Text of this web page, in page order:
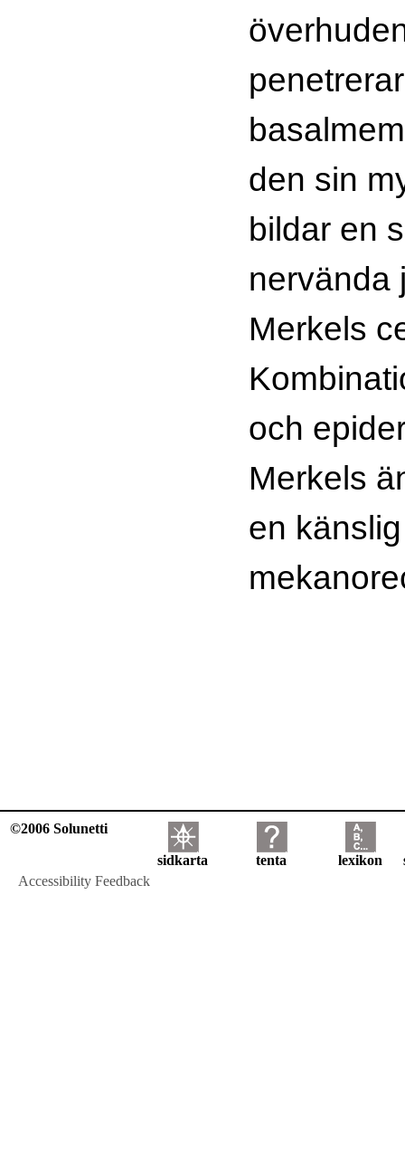
penetrerar
den sin
bildar en
nervända
Merkels
och
Merkels
en känslig
©2006 Solunetti
sidkarta tenta lexikon
Accessibility Feedback